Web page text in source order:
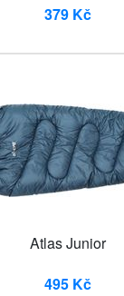
379 Kč
Atlas Junior
495 Kč